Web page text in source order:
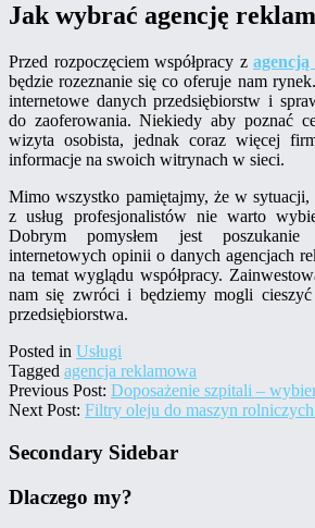
Jak wybrać agencję
Przed rozpoczęciem współpracy z
będzie rozeznanie się co oferuje nam
internetowe danych przedsiębiorstw i
do zaoferowania. Niekiedy aby poznać
wizyta osobista, jednak coraz więcej
informacje na swoich witrynach w sieci.
Mimo wszystko pamiętajmy, że w sytuacji,
z usług profesjonalistów nie warto
Dobrym pomysłem jest
internetowych opinii o danych agencjach
na temat wyglądu współpracy.
nam się zwróci i będziemy mogli cieszyć
przedsiębiorstwa.
Posted in Usługi
Tagged agencja reklamowa
Previous Post: Doposażenie szpitali –
Next Post: Filtry oleju do maszyn
Secondary Sidebar
Dlaczego my?